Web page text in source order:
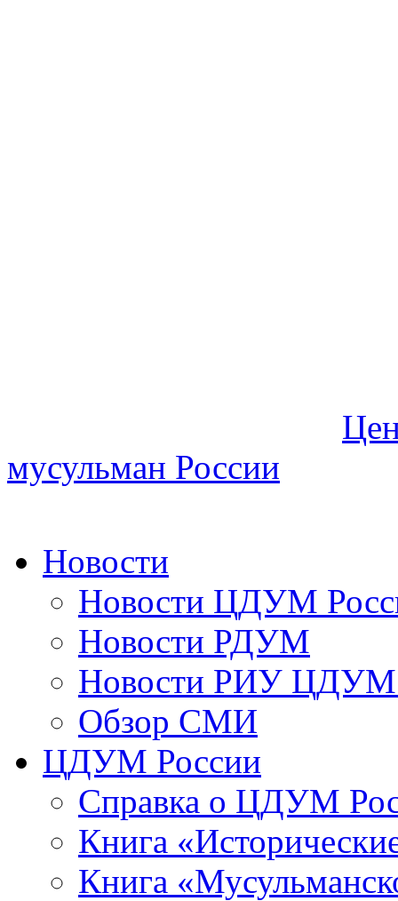
мусульман России
Новости
Новости ЦДУМ
Новости РДУМ
Новости РИУ ЦДУМ
Обзор СМИ
ЦДУМ России
Справка о ЦДУМ
Книга
Книга